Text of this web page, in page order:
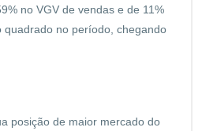
no VGV de vendas e de 11%
quadrado no período, chegando
posição de maior mercado do